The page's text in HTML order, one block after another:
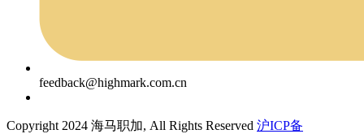
feedback@highmark.com.cn
Copyright 2024 海马职加, All Rights Reserved 沪ICP备